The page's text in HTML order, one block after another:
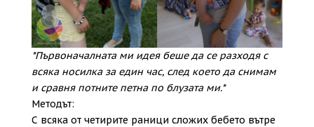
*Първоначалната ми идея беше да се разходя с
всяка носилка за един час, след което да снимам
и сравня потните петна по блузата ми.*
Методът:
С всяка от четирите раници сложих бебето вътре